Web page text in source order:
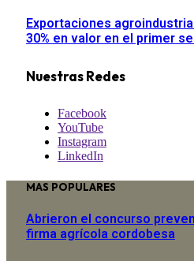
Exportaciones
30% en valor en el primer
Nuestras Redes
Facebook
YouTube
Instagram
LinkedIn
MAS POPULARES
Abrieron el concurso
firma agrícola cordobesa